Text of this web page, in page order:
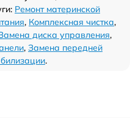
Ремонт материнской
, Комплексная чистка,
диска управления,
, Замена передней
.